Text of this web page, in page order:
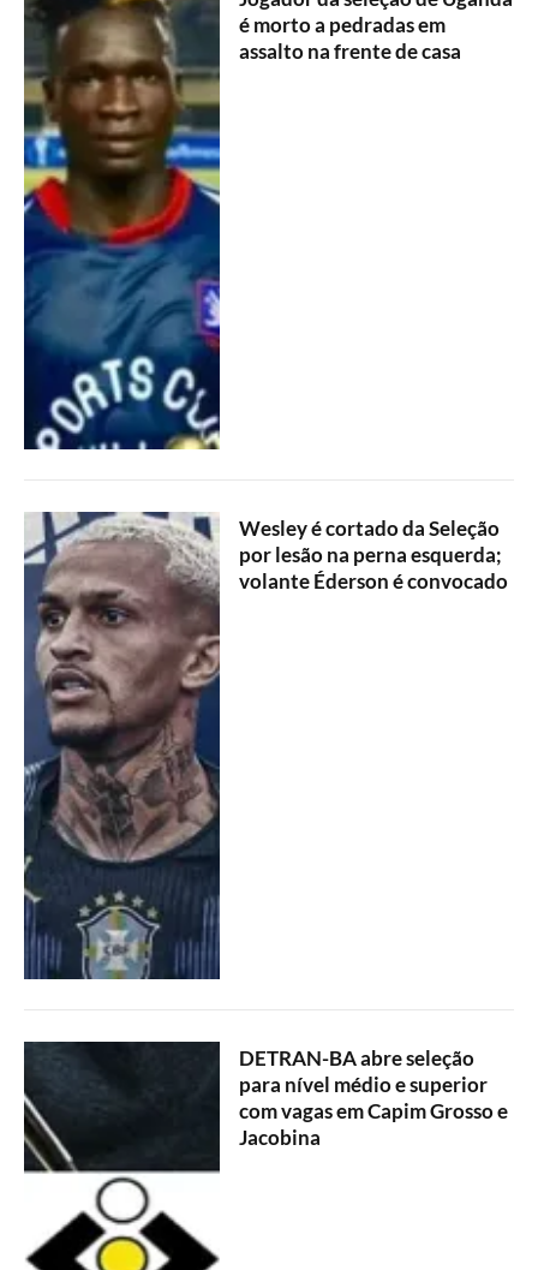
é morto a pedradas em
assalto na frente de casa
Wesley é cortado da Seleção
por lesão na perna esquerda;
volante Éderson é convocado
DETRAN-BA abre seleção
para nível médio e superior
com vagas em Capim Grosso e
Jacobina